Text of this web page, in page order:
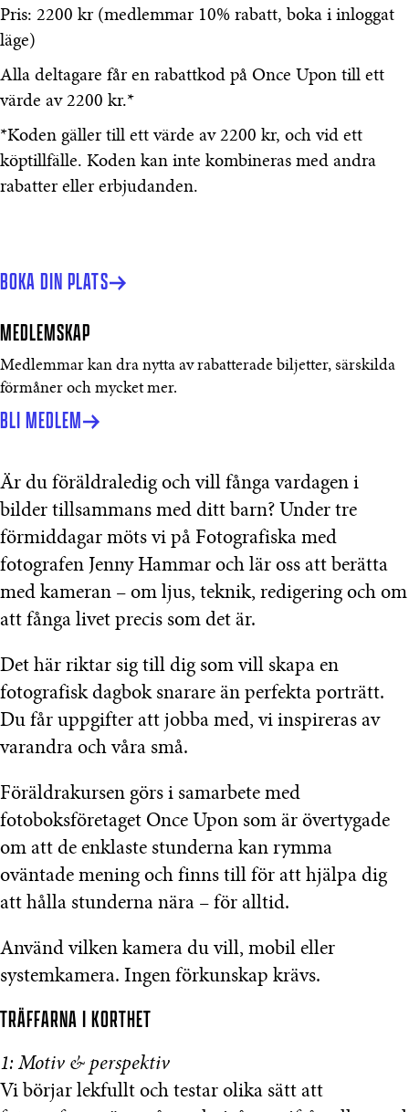
Pris: 2200 kr (medlemmar 10% rabatt, boka i inloggat
läge)
Alla deltagare får en rabattkod på Once Upon till ett
värde av 2200 kr.*
*Koden gäller till ett värde av 2200 kr, och vid ett
köptillfälle. Koden kan inte kombineras med andra
rabatter eller erbjudanden.
BOKA DIN PLATS
MEDLEMSKAP
Medlemmar kan dra nytta av rabatterade biljetter, särskilda
förmåner och mycket mer.
BLI MEDLEM
Är du föräldraledig och vill fånga vardagen i
bilder tillsammans med ditt barn? Under tre
förmiddagar möts vi på Fotografiska med
fotografen Jenny Hammar och lär oss att berätta
med kameran – om ljus, teknik, redigering och om
att fånga livet precis som det är.
Det här riktar sig till dig som vill skapa en
fotografisk dagbok snarare än perfekta porträtt.
Du får uppgifter att jobba med, vi inspireras av
varandra och våra små.
Föräldrakursen görs i samarbete med
fotoboksföretaget Once Upon som är övertygade
om att de enklaste stunderna kan rymma
oväntade mening och finns till för att hjälpa dig
att hålla stunderna nära – för alltid.
Använd vilken kamera du vill, mobil eller
systemkamera. Ingen förkunskap krävs.
TRÄFFARNA I KORTHET
1: Motiv & perspektiv
Vi börjar lekfullt och testar olika sätt att